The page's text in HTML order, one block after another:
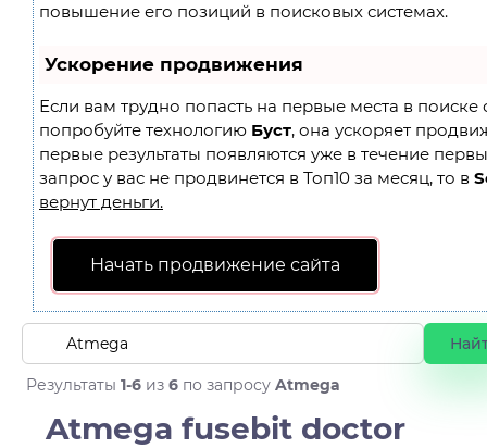
повышение его позиций в поисковых системах.
Ускорение продвижения
Если вам трудно попасть на первые места в поиске
попробуйте технологию Буст, она ускоряет
первые результаты появляются уже в течение
запрос у вас не продвинется в Топ10 за месяц, то в
вернут деньги.
Начать продвижение сайта
Результаты 1-6 из 6 по запросу Atmega
Atmega fusebit doctor